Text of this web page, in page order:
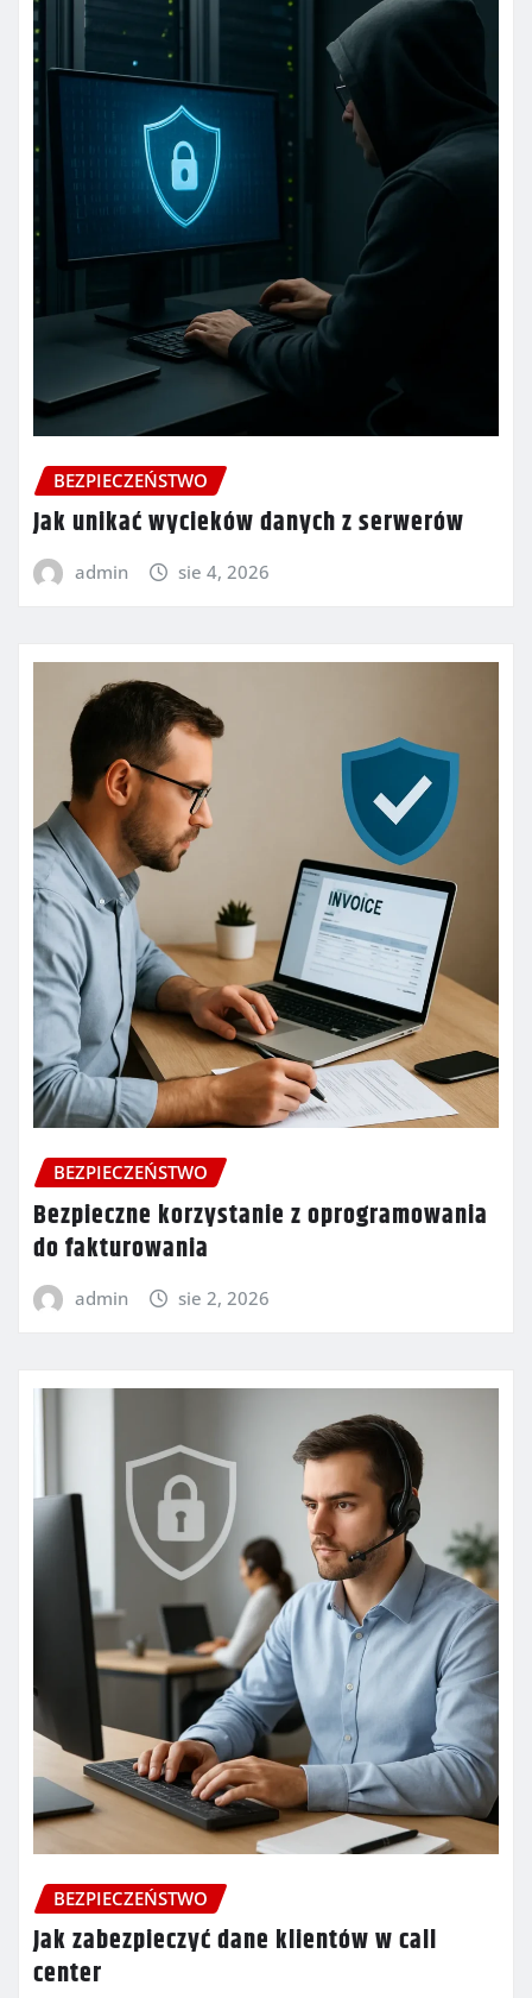
BEZPIECZEŃSTWO
Jak unikać wycieków danych z serwerów
admin sie 4, 2026
BEZPIECZEŃSTWO
Bezpieczne korzystanie z oprogramowania
do fakturowania
admin sie 2, 2026
BEZPIECZEŃSTWO
Jak zabezpieczyć dane klientów w call
center